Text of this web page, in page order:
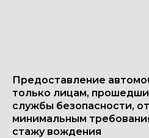
Предоставление
только лицам,
службы безопасности,
минимальным
стажу вождения